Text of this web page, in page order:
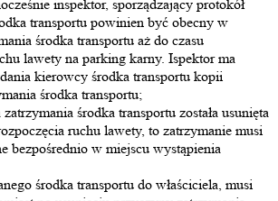
inspektor, sporządzający protokół
transportu powinien być obecny w
środka transportu aż do czasu
lawety na parking karny. Ispektor ma
kierowcy środka transportu kopii
środka transportu;
środka transportu została usunięta
ruchu lawety, to zatrzymanie musi
bezpośrednio w miejscu wystąpienia
środka transportu do właściciela, musi